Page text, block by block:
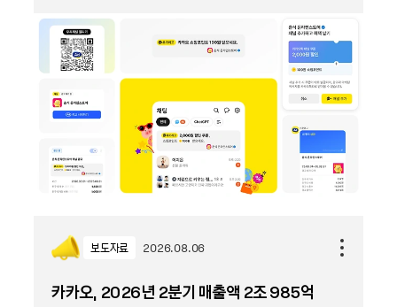
보도자료 2026.08.06
카카오, 2026년 2분기 매출액 2조 985억